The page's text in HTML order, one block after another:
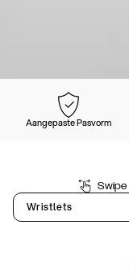
Aangepaste Pasvorm
Wristlets